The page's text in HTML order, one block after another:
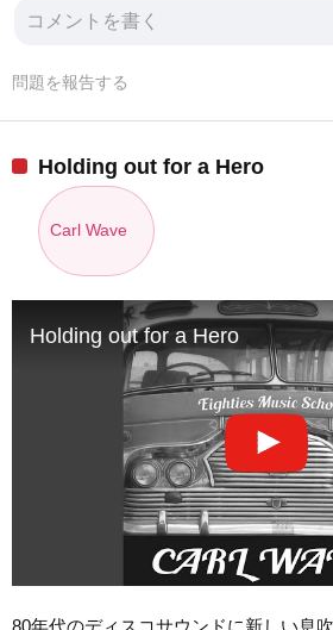
問題を報告する
Holding out for a Hero
Carl Wave
Holding out for a Hero